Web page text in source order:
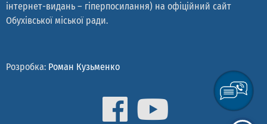
інтернет-видань – гіперпосилання) на офіційний сайт
Обухівської міської ради.
Розробка: Роман Кузьменко